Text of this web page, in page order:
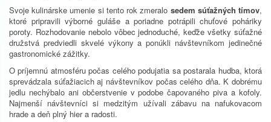
Svoje kulinárske umenie si tento rok zmeralo sedem súťažných tímov,
ktoré pripravili výborné guláše a poriadne potrápili chuťové poháriky
poroty. Rozhodovanie nebolo vôbec jednoduché, keďže všetky súťažné
družstvá predviedli skvelé výkony a ponúkli návštevníkom jedinečné
gastronomické zážitky.
O príjemnú atmosféru počas celého podujatia sa postarala hudba, ktorá
sprevádzala súťažiacich aj návštevníkov počas celého dňa. K dobrému
jedlu nechýbalo ani občerstvenie v podobe čapovaného piva a kofoly.
Najmenší návštevníci si medzitým užívali zábavu na nafukovacom
hrade a deň plný hier a radosti.